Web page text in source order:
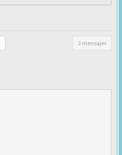
3 mensajes